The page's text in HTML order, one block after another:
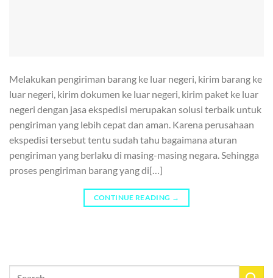
Melakukan pengiriman barang ke luar negeri, kirim barang ke
luar negeri, kirim dokumen ke luar negeri, kirim paket ke luar
negeri dengan jasa ekspedisi merupakan solusi terbaik untuk
pengiriman yang lebih cepat dan aman. Karena perusahaan
ekspedisi tersebut tentu sudah tahu bagaimana aturan
pengiriman yang berlaku di masing-masing negara. Sehingga
proses pengiriman barang yang di[…]
CONTINUE READING →